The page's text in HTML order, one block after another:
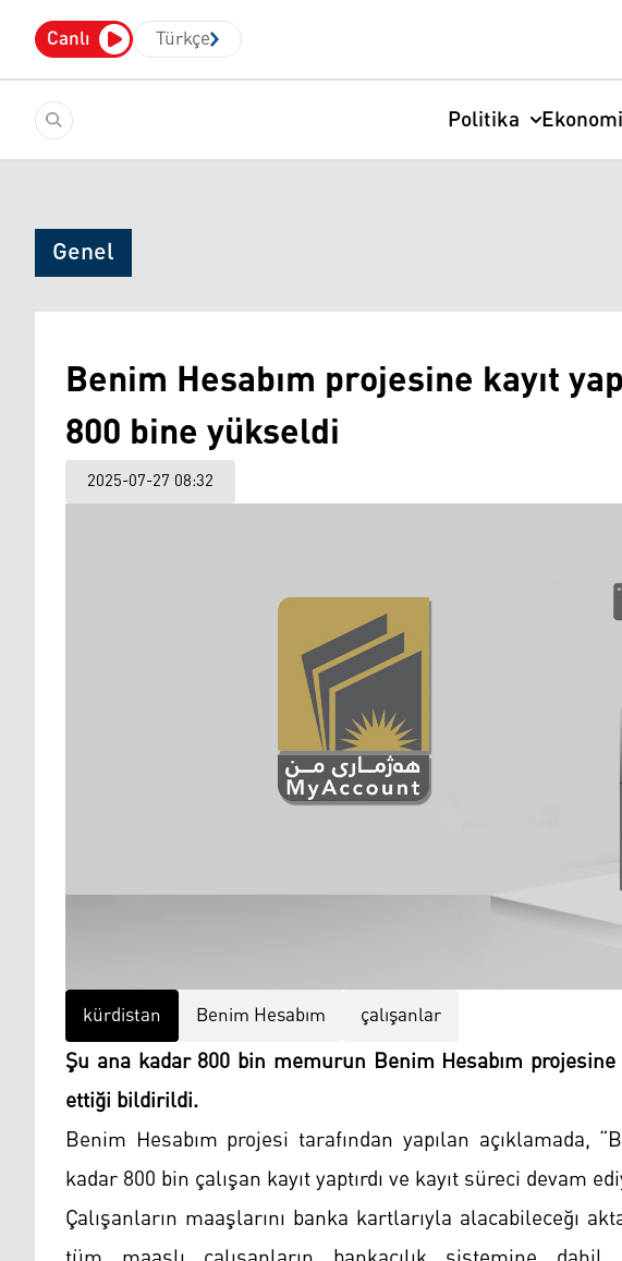
Canlı Türkçe
Politika Ekonomi
Genel
Benim Hesabım projesine kayıt
800 bine yükseldi
2025-07-27 08:32
kürdistan Benim Hesabım çalışanlar
Şu ana kadar 800 bin memurun Benim Hesabım projesine
ettiği bildirildi.
Benim Hesabım projesi tarafından yapılan açıklamada,
kadar 800 bin çalışan kayıt yaptırdı ve kayıt süreci devam
Çalışanların maaşlarını banka kartlarıyla alacabileceğı